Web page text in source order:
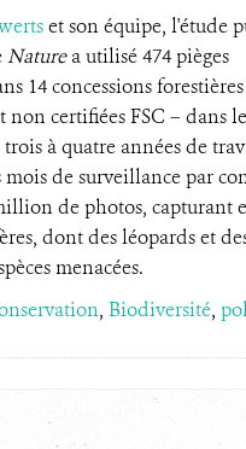
et son équipe, l'étude
Naturea utilisé 474 pièges
14 concessions
non certifiées FSC – dans
à quatre années de
de surveillance par
de photos, capturant
dont des léopards et
menacées.
, Biodiversité,